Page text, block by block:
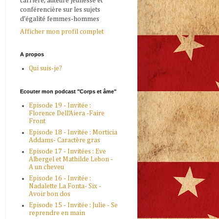
conférencière sur les sujets
d'égalité femmes-hommes
Afficher mon profil complet
A propos
Qui suis-je?
Ecouter mon podcast "Corps et âme"
Episode 19 - Invitée :
Florence Dell'Aiera -Faire
Front
Episode 18 - Invitée : Morticia
Addams- Caractère gras
Episode 17 - Invitées : Eve
Albergel et Mathilde Lebon -
A un cheveu
Episode 16 - Invitée :
Nadalette La Fonta- Six -
Avoir bon dos
Episode 15 - Invitée : Julie - Se
reprendre en main